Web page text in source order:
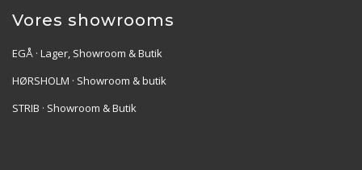
Vores showrooms
EGÅ · Lager, Showroom & Butik
HØRSHOLM · Showroom & butik
STRIB · Showroom & Butik